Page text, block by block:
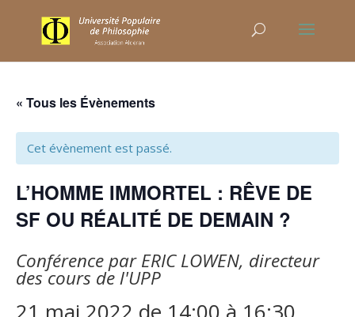
« Tous les Évènements
Cet évènement est passé.
L’HOMME IMMORTEL : RÊVE DE
SF OU RÉALITÉ DE DEMAIN ?
Conférence par ERIC LOWEN, directeur
des cours de l'UPP